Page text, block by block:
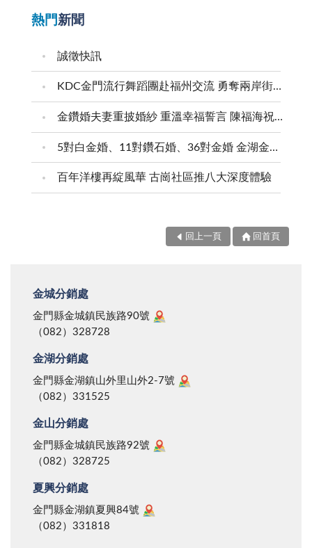
熱門新聞
誠徵快訊
KDC金門流行舞蹈團赴福州交流 勇奪兩岸街舞賽三等獎
金鑽婚夫妻重披婚紗 重溫幸福誓言 陳福海祝福牽手半世紀 情深相守成典範
5對白金婚、11對鑽石婚、36對金婚 金湖金沙夫妻共享榮耀時刻 陳福海表揚金鑽婚夫妻 向半世紀相守家庭典範致敬
百年洋樓再綻風華 古崗社區推八大深度體驗
回上一頁 回首頁
金城分銷處
金門縣金城鎮民族路90號
（082）328728
金湖分銷處
金門縣金湖鎮山外里山外2-7號
（082）331525
金山分銷處
金門縣金城鎮民族路92號
（082）328725
夏興分銷處
金門縣金湖鎮夏興84號
（082）331818